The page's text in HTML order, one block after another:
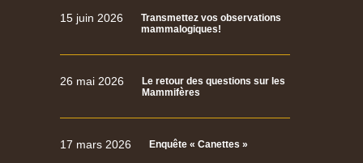
15 juin 2026
Transmettez vos observations
mammalogiques!
26 mai 2026
Le retour des questions sur les
Mammifères
17 mars 2026 Enquête « Canettes »